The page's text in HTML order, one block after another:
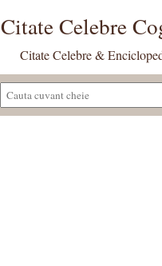
Citate Celebre
Citate Celebre &